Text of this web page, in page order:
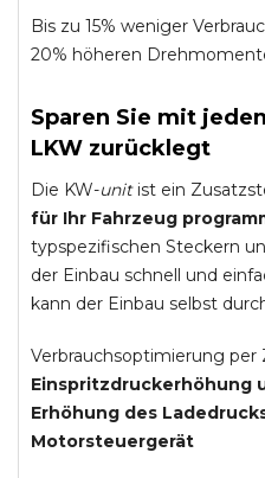
Bis zu 15% weniger
20% höheren
Sparen Sie mit
LKW zurücklegt
Die KW-unitist ein
für Ihr Fahrzeug
typspezifischen Steckern
der Einbau schnell und
kann der Einbau selbst
Verbrauchsoptimierung
Einspritzdruckerhöhung
Erhöhung des
Motorsteuergerät